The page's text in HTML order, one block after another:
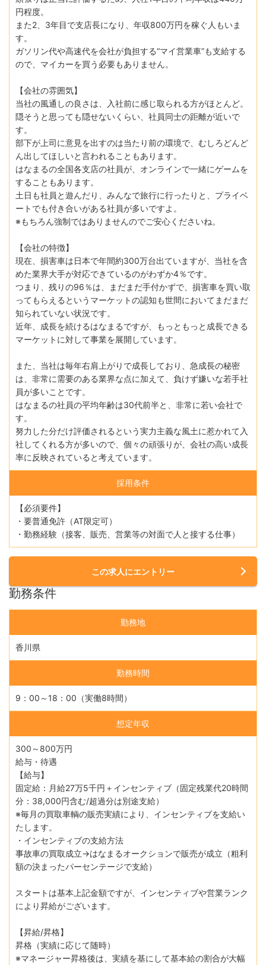
円程度。
また2、3年目で支店長になり、年収800万円を稼ぐ人もいま
す。
ガソリン代や高速代を会社が負担する“マイ営業車”も支給する
ので、マイカーを買う必要もありません。
【会社の雰囲気】
当社の風通しの良さは、入社前に感じ取られる方がほとんど。
隠そうと思っても隠せないくらい、社員同士の距離が近いで
す。
部下が上司に意見を出すのは当たり前の環境で、むしろどんど
ん出してほしいと言われることもあります。
はなまるの全国各支店の社員が、オンラインで一緒にゲームを
することもあります。
土日も社員と遊んだり、みんなで旅行に行ったりと、プライベ
ートでも付き合いがある社員が多いですよ。
※もちろん強制ではありませんのでご安心くださいね。
【会社の特徴】
現在、損害車は日本で年間約300万台出ていますが、当社を含
めた業界大手が対応できているのがわずか4％です。
つまり、残りの96％は、まだまだ手付かずで、損害車を買い取
ってもらえるというマーケットの認知も世間においてまだまだ
知られていない状況です。
近年、成長を続けるはなまるですが、もっともっと成長できる
マーケットに対して事業を展開しています。
また、当社は毎年右肩上がりで成長しており、急成長の秘密
は、非常に需要のある業界な点に加えて、負けず嫌いな若手社
員が多いことです。
はなまるの社員の平均年齢は30代前半と、非常に若い会社で
す。
努力した分だけ評価されるという実力主義な風土に惹かれて入
社してくれる方が多いので、個々の頑張りが、会社の高い成長
率に反映されていると考えています。
採用条件
【必須要件】
・要普通免許（AT限定可）
・勤務経験（接客、販売、営業等の対面で人と接する仕事）
この求人にエントリー
勤務条件
勤務地
香川県
勤務時間
9：00～18：00（実働8時間）
想定年収
300～800万円
給与・待遇
【給与】
固定給：月給27万5千円＋インセンティブ（固定残業代20時間
分：38,000円含む/超過分は別途支給）
※毎月の買取車輌の販売実績により、インセンティブを支給い
たします。
・インセンティブの支給方法
事故車の買取成立→はなまるオークションで販売が成立（粗利
額の決まったパーセンテージで支給）
スタートは基本上記金額ですが、インセンティブや営業ランク
により昇給がございます。
【昇給/昇格】
昇格（実績に応じて随時）
※マネージャー昇格後は、実績を基にして基本給の割合が大幅